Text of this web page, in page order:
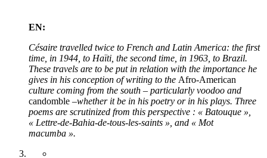
EN:
Césaire travelled twice to French and Latin America: the first
time, in 1944, to Haïti, the second time, in 1963, to Brazil.
These travels are to be put in relation with the importance he
gives in his conception of writing to the Afro-American
culture coming from the south – particularly voodoo and
candomble –whether it be in his poetry or in his plays. Three
poems are scrutinized from this perspective : « Batouque »,
« Lettre-de-Bahia-de-tous-les-saints », and « Mot
macumba ».